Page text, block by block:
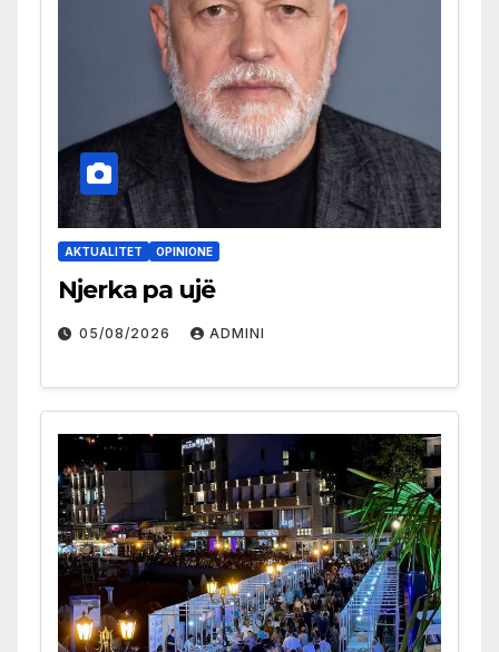
AKTUALITET OPINIONE
Njerka pa ujë
05/08/2026 ADMINI